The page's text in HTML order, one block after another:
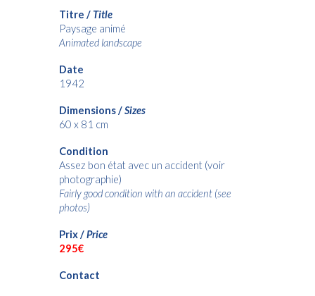
Titre / Title
Paysage animé
Animated landscape
Date
1942
Dimensions /Sizes
60 x 81 cm
Condition
Assez bon état avec un accident (voir
photographie)
Fairly good condition with an accident (see
photos)
Prix /Price
295€
Contact